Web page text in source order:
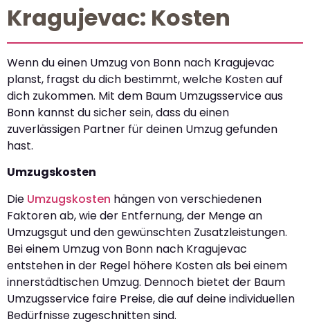
Kragujevac: Kosten
Wenn du einen Umzug von Bonn nach Kragujevac
planst, fragst du dich bestimmt, welche Kosten auf
dich zukommen. Mit dem Baum Umzugsservice aus
Bonn kannst du sicher sein, dass du einen
zuverlässigen Partner für deinen Umzug gefunden
hast.
Umzugskosten
Die Umzugskosten hängen von verschiedenen
Faktoren ab, wie der Entfernung, der Menge an
Umzugsgut und den gewünschten Zusatzleistungen.
Bei einem Umzug von Bonn nach Kragujevac
entstehen in der Regel höhere Kosten als bei einem
innerstädtischen Umzug. Dennoch bietet der Baum
Umzugsservice faire Preise, die auf deine individuellen
Bedürfnisse zugeschnitten sind.